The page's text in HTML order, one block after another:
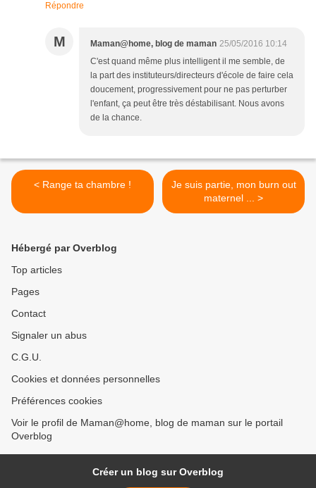
Répondre
M Maman@home, blog de maman 25/05/2016 10:14
C'est quand même plus intelligent il me semble, de
la part des instituteurs/directeurs d'école de faire cela
doucement, progressivement pour ne pas perturber
l'enfant, ça peut être très déstabilisant. Nous avons
de la chance.
< Range ta chambre !
Je suis partie, mon burn out
maternel ... >
Hébergé par Overblog
Top articles
Pages
Contact
Signaler un abus
C.G.U.
Cookies et données personnelles
Préférences cookies
Voir le profil de Maman@home, blog de maman sur le portail
Overblog
Créer un blog sur Overblog